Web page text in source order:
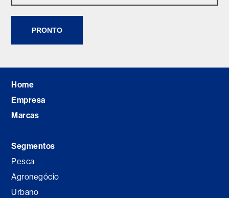
PRONTO
Home
Empresa
Marcas
Segmentos
Pesca
Agronegócio
Urbano